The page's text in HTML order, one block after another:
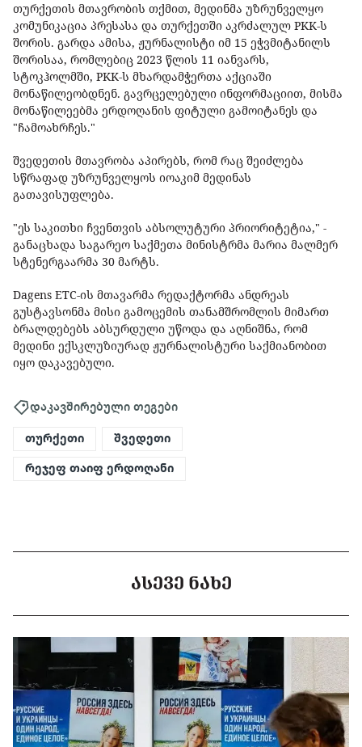
თურქეთის მთავრობის თქმით, მედინმა უზრუნველყო
კომუნიკაცია პრესასა და თურქეთში აკრძალულ PKK-ს
შორის. გარდა ამისა, ჟურნალისტი იმ 15 ეჭვმიტანილს
შორისაა, რომლებიც 2023 წლის 11 იანვარს,
სტოკჰოლმში, PKK-ს მხარდამჭერთა აქციაში
მონაწილეობდნენ. გავრცელებული ინფორმაციით, მისმა
მონაწილეებმა ერდოღანის ფიტული გამოიტანეს და
"ჩამოახრჩეს."
შვედეთის მთავრობა აპირებს, რომ რაც შეიძლება
სწრაფად უზრუნველყოს იოაკიმ მედინას
გათავისუფლება.
"ეს საკითხი ჩვენთვის აბსოლუტური პრიორიტეტია," -
განაცხადა საგარეო საქმეთა მინისტრმა მარია მალმერ
სტენერგაარმა 30 მარტს.
Dagens ETC-ის მთავარმა რედაქტორმა ანდრეას
გუსტავსონმა მისი გამოცემის თანამშრომლის მიმართ
ბრალდებებს აბსურდული უწოდა და აღნიშნა, რომ
მედინი ექსკლუზიურად ჟურნალისტური საქმიანობით
იყო დაკავებული.
დაკავშირებული თეგები
თურქეთი შვედეთი
რეჯეფ თაიფ ერდოღანი
ᲐᲡᲔᲕᲔ ᲜᲐᲮᲔ